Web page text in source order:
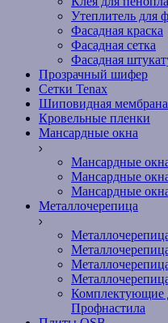
Утеплитель для
Фасадная краска
Фасадная сетка
Фасадная
Прозрачный шифер
Сетки Tenax
Шиповидная мембрана
Кровельные пленки
Мансардные окна
Мансардные
Мансардные
Мансардные
Металлочерепица
Комплектующие
Профнастила